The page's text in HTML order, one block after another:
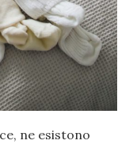
ne esistono